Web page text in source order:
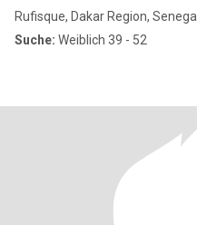
Rufisque, Dakar Region, Senegal
Suche: Weiblich 39 - 52